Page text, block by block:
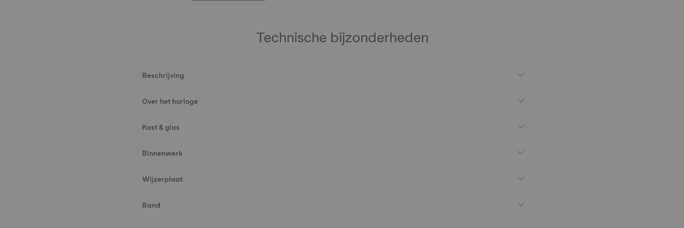
Technische bijzonderheden
Beschrijving
Over het horloge
Kast & glas
Binnenwerk
Wijzerplaat
Band